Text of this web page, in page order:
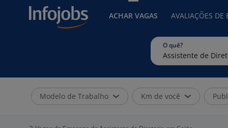
ACHAR VAGAS AVALIAÇÕES DE
O quê?
Modelo de Trabalho Km de você